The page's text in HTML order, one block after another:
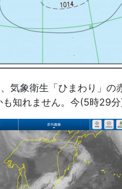
気象衛生「ひまわり」
も知れません。今(5時29